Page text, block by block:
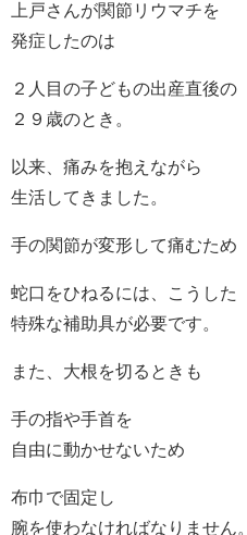
上戸さんが関節リウマチを
発症したのは
２人目の子どもの出産直後の
２９歳のとき。
以来、痛みを抱えながら
生活してきました。
手の関節が変形して痛むため
蛇口をひねるには、こうした
特殊な補助具が必要です。
また、大根を切るときも
手の指や手首を
自由に動かせないため
布巾で固定し
腕を使わなければなりません。